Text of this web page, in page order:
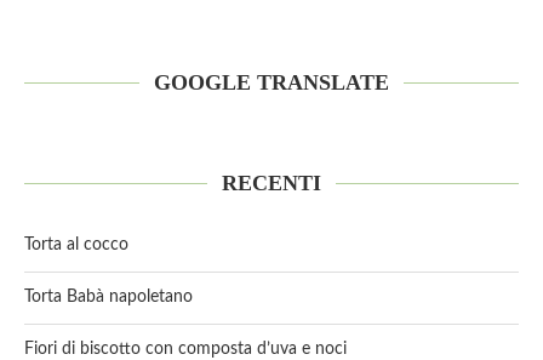
GOOGLE TRANSLATE
RECENTI
Torta al cocco
Torta Babà napoletano
Fiori di biscotto con composta d’uva e noci